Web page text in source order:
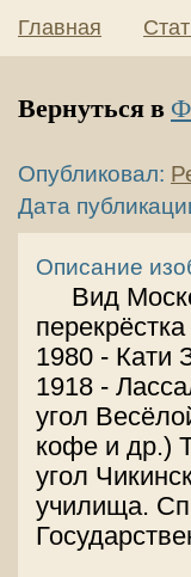
Главная
Вернуться в
Опубликовал:
Дата
Описание
Вид
1980 - Кати
1918 -
угол
кофе и др.)
угол
училища.